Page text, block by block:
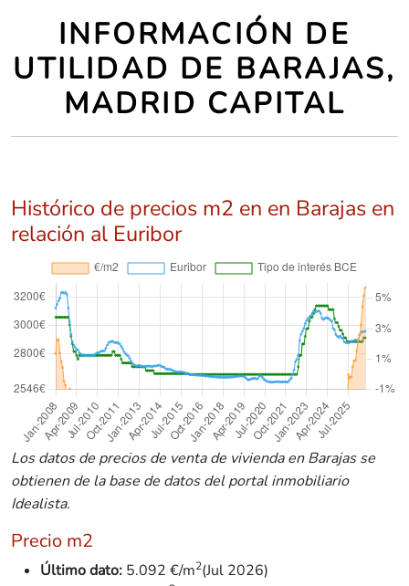
INFORMACIÓN DE
UTILIDAD DE BARAJAS,
MADRID CAPITAL
Histórico de precios m2 en en Barajas en
relación al Euribor
Los datos de precios de venta de vivienda en Barajas se
obtienen de la base de datos del portal inmobiliario
Idealista.
Precio m2
Último dato: 5.092 €/m2(Jul 2026)